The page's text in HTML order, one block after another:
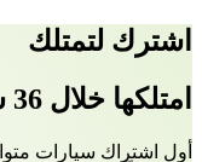
اشترك لتمتلك
امتلكها خلال 36 شهرًا